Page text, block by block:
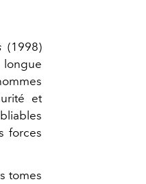
(1998)
longue
et
forces
tomes